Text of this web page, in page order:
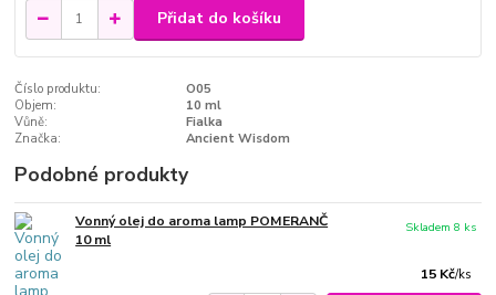
Přidat do košíku
Číslo produktu:
O05
Objem:
10 ml
Vůně:
Fialka
Značka:
Ancient Wisdom
Podobné produkty
Vonný olej do aroma lamp POMERANČ
10 ml
15 Kč/ks
Skladem 8 ks